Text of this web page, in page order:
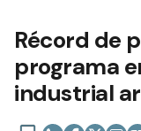
Récord de
programa
industrial